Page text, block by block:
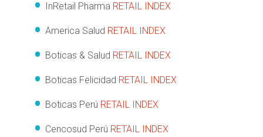
InRetail Pharma RETAIL INDEX
America Salud RETAIL INDEX
Boticas & Salud RETAIL INDEX
Boticas Felicidad RETAIL INDEX
Boticas Perú RETAIL INDEX
Cencosud Perú RETAIL INDEX